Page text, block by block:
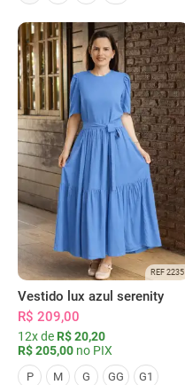
REF 2235
Vestido lux azul serenity
R$ 209,00
12x de R$ 20,20
R$ 205,00 no PIX
P M G GG G1